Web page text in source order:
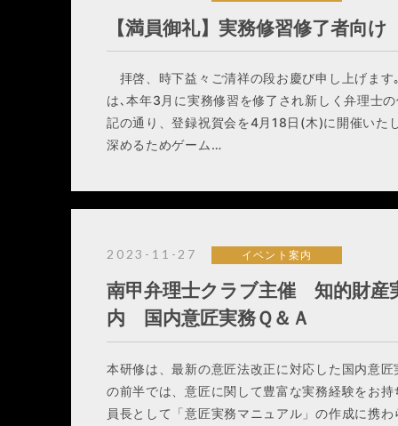
【満員御礼】実務修習修了者向
拝啓、時下益々ご清祥の段お慶び申し上げま
は､本年3月に実務修習を修了され新しく弁理士
記の通り、登録祝賀会を4月18日(木)に開催い
深めるためゲーム…
2023-11-27 イベント案内
南甲弁理士クラブ主催 知的財産
内 国内意匠実務Ｑ＆Ａ
本研修は、最新の意匠法改正に対応した国内意
の前半では、意匠に関して豊富な実務経験をお
員長として「意匠実務マニュアル」の作成に携